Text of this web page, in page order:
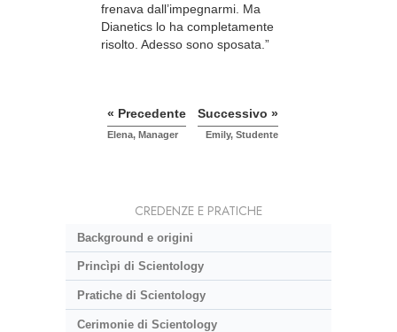
frenava dall’impegnarmi. Ma
Dianetics lo ha completamente
risolto. Adesso sono sposata.”
« Precedente
Elena, Manager
Successivo »
Emily, Studente
CREDENZE E PRATICHE
Background e origini
Princìpi di Scientology
Pratiche di Scientology
Cerimonie di Scientology